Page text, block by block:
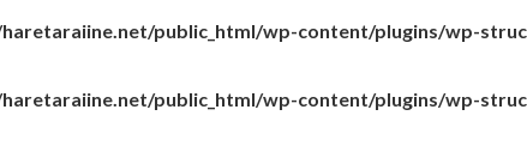
haretaraiine.net/public_html/wp-content/plugins/wp-
haretaraiine.net/public_html/wp-content/plugins/wp-